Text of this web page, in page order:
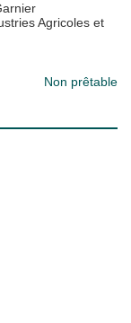
Agricoles et
Non prêtable